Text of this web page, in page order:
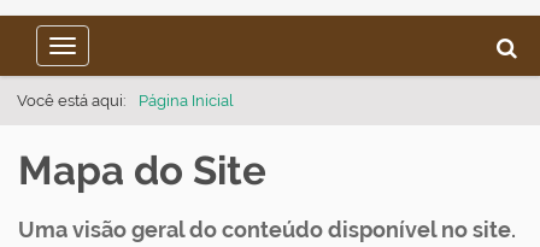
Toggle navigation
Você está aqui: Página Inicial
Mapa do Site
Uma visão geral do conteúdo disponível no site.